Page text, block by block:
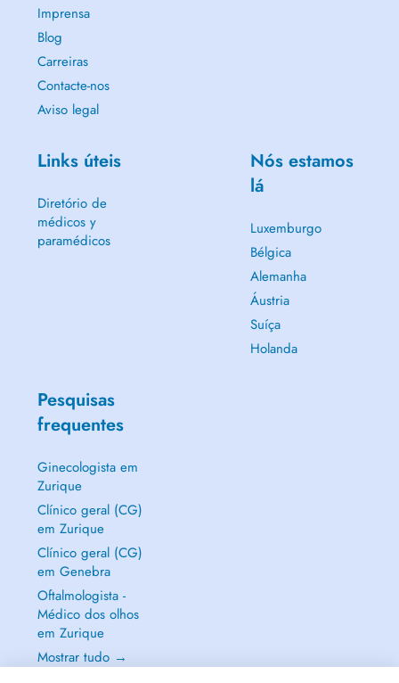
Imprensa
Blog
Carreiras
Contacte-nos
Aviso legal
Links úteis
Diretório de
médicos y
paramédicos
Nós estamos
lá
Luxemburgo
Bélgica
Alemanha
Áustria
Suíça
Holanda
Pesquisas
frequentes
Ginecologista em
Zurique
Clínico geral (CG)
em Zurique
Clínico geral (CG)
em Genebra
Oftalmologista -
Médico dos olhos
em Zurique
Mostrar tudo →